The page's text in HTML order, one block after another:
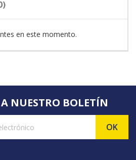
en este momento.
A NUESTRO BOLETÍN